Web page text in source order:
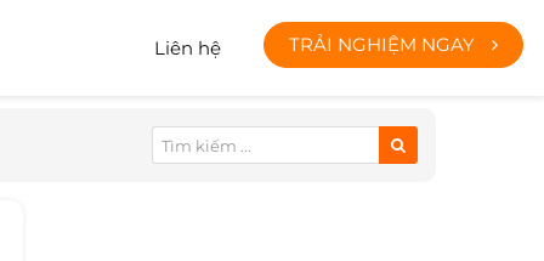
Liên hệ TRẢI NGHIỆM NGAY